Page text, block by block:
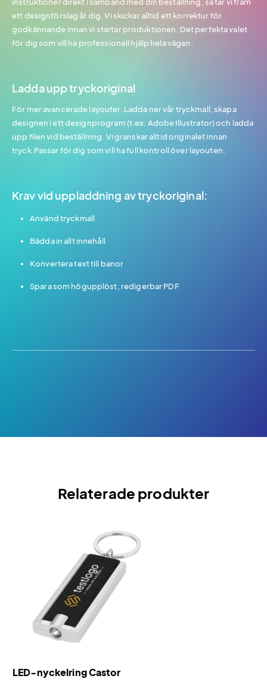
ett designförslag åt dig. Vi skickar alltid ett korrektur för
godkännande innan vi startar produktionen. Det perfekta valet
för dig som vill ha professionell hjälp hela vägen.
Ladda upp tryckoriginal
För mer avancerade layouter. Ladda ner vår tryckmall, skapa
designen i ett designprogram (t.ex. Adobe Illustrator) och ladda
upp filen vid beställning. Vi granskar alltid originalet innan
tryck.Passar för dig som vill ha full kontroll över layouten.
Krav vid uppladdning av tryckoriginal:
Använd tryckmall
Bädda in allt innehåll
Konvertera text till banor
Spara som högupplöst, redigerbar PDF
Relaterade produkter
LED-nyckelring Castor